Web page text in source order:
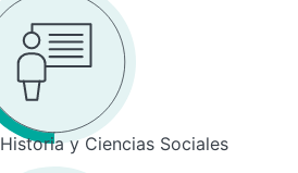
y Ciencias Sociales